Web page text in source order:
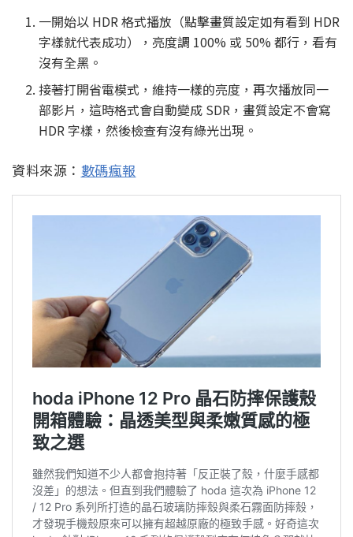
一開始以 HDR 格式播放（點擊畫質設定如有看到 HDR
字樣就代表成功），亮度調 100% 或 50% 都行，看有
沒有全黑。
接著打開省電模式，維持一樣的亮度，再次播放同一
部影片，這時格式會自動變成 SDR，畫質設定不會寫
HDR 字樣，然後檢查有沒有綠光出現。
資料來源： 數碼瘋報